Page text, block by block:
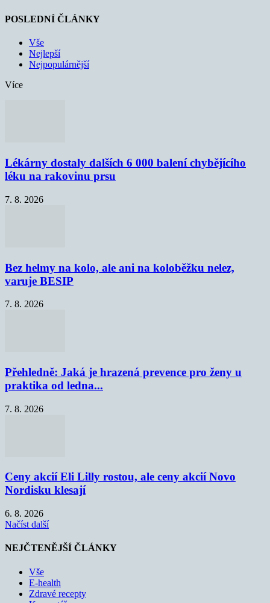
POSLEDNÍ ČLÁNKY
Vše
Nejlepší
Nejpopulárnější
Více
Lékárny dostaly dalších 6 000 balení chybějícího
léku na rakovinu prsu
7. 8. 2026
Bez helmy na kolo, ale ani na koloběžku nelez,
varuje BESIP
7. 8. 2026
Přehledně: Jaká je hrazená prevence pro ženy u
praktika od ledna...
7. 8. 2026
Ceny akcií Eli Lilly rostou, ale ceny akcií Novo
Nordisku klesají
6. 8. 2026
Načíst další
NEJČTENĚJŠÍ ČLÁNKY
Vše
E-health
Zdravé recepty